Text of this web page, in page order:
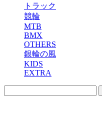
トラック
競輪
MTB
BMX
OTHERS
銀輪の風
KIDS
EXTRA